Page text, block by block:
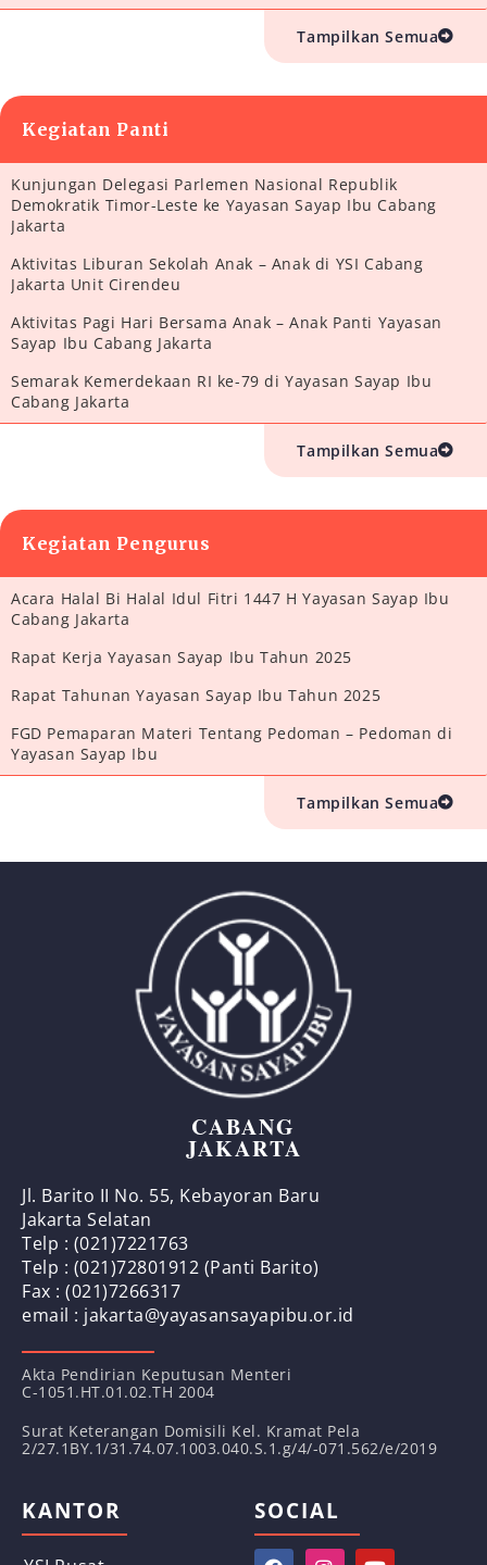
Tampilkan Semua
Kegiatan Panti
Kunjungan Delegasi Parlemen Nasional Republik
Demokratik Timor-Leste ke Yayasan Sayap Ibu Cabang
Jakarta
Aktivitas Liburan Sekolah Anak – Anak di YSI Cabang
Jakarta Unit Cirendeu
Aktivitas Pagi Hari Bersama Anak – Anak Panti Yayasan
Sayap Ibu Cabang Jakarta
Semarak Kemerdekaan RI ke-79 di Yayasan Sayap Ibu
Cabang Jakarta
Tampilkan Semua
Kegiatan Pengurus
Acara Halal Bi Halal Idul Fitri 1447 H Yayasan Sayap Ibu
Cabang Jakarta
Rapat Kerja Yayasan Sayap Ibu Tahun 2025
Rapat Tahunan Yayasan Sayap Ibu Tahun 2025
FGD Pemaparan Materi Tentang Pedoman – Pedoman di
Yayasan Sayap Ibu
Tampilkan Semua
CABANG
JAKARTA
Jl. Barito II No. 55, Kebayoran Baru
Jakarta Selatan
Telp : (021)7221763
Telp : (021)72801912 (Panti Barito)
Fax : (021)7266317
email : jakarta@yayasansayapibu.or.id
Akta Pendirian Keputusan Menteri
C-1051.HT.01.02.TH 2004
Surat Keterangan Domisili Kel. Kramat Pela
2/27.1BY.1/31.74.07.1003.040.S.1.g/4/-071.562/e/2019
KANTOR SOCIAL